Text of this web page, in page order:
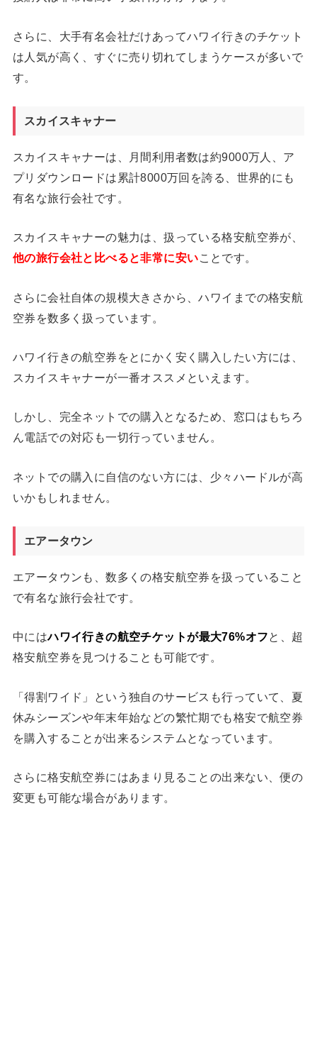
さらに、大手有名会社だけあってハワイ行きのチケット
は人気が高く、すぐに売り切れてしまうケースが多いで
す。
スカイスキャナー
スカイスキャナーは、月間利用者数は約9000万人、ア
プリダウンロードは累計8000万回を誇る、世界的にも
有名な旅行会社です。
スカイスキャナーの魅力は、扱っている格安航空券が、
他の旅行会社と比べると非常に安いことです。
さらに会社自体の規模大きさから、ハワイまでの格安航
空券を数多く扱っています。
ハワイ行きの航空券をとにかく安く購入したい方には、
スカイスキャナーが一番オススメといえます。
しかし、完全ネットでの購入となるため、窓口はもちろ
ん電話での対応も一切行っていません。
ネットでの購入に自信のない方には、少々ハードルが高
いかもしれません。
エアータウン
エアータウンも、数多くの格安航空券を扱っていること
で有名な旅行会社です。
中にはハワイ行きの航空チケットが最大76%オフと、超
格安航空券を見つけることも可能です。
「得割ワイド」という独自のサービスも行っていて、夏
休みシーズンや年末年始などの繁忙期でも格安で航空券
を購入することが出来るシステムとなっています。
さらに格安航空券にはあまり見ることの出来ない、便の
変更も可能な場合があります。